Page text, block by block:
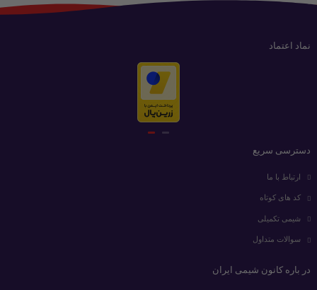
نماد اعتماد
دسترسی سریع
ارتباط با ما
کد های کوتاه
شیمی تکمیلی
سوالات متداول
در باره کانون شیمی ایران